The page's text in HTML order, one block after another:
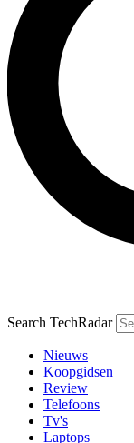
Search TechRadar
Nieuws
Koopgidsen
Review
Telefoons
Tv's
Laptops